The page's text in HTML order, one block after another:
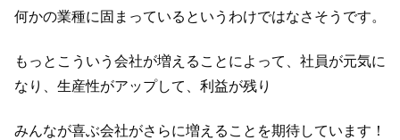
何かの業種に固まっているというわけではなさそうです。
もっとこういう会社が増えることによって、社員が元気に
なり、生産性がアップして、利益が残り
みんなが喜ぶ会社がさらに増えることを期待しています！